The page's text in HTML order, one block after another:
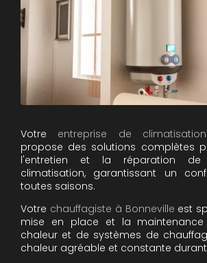
Votre entreprise de
propose des solutions complètes
l'entretien et la réparation de
climatisation, garantissant un
toutes saisons.
Votre chauffagiste à Bonneville est
mise en place et la
chaleur et de systèmes de
chaleur agréable et constante durant